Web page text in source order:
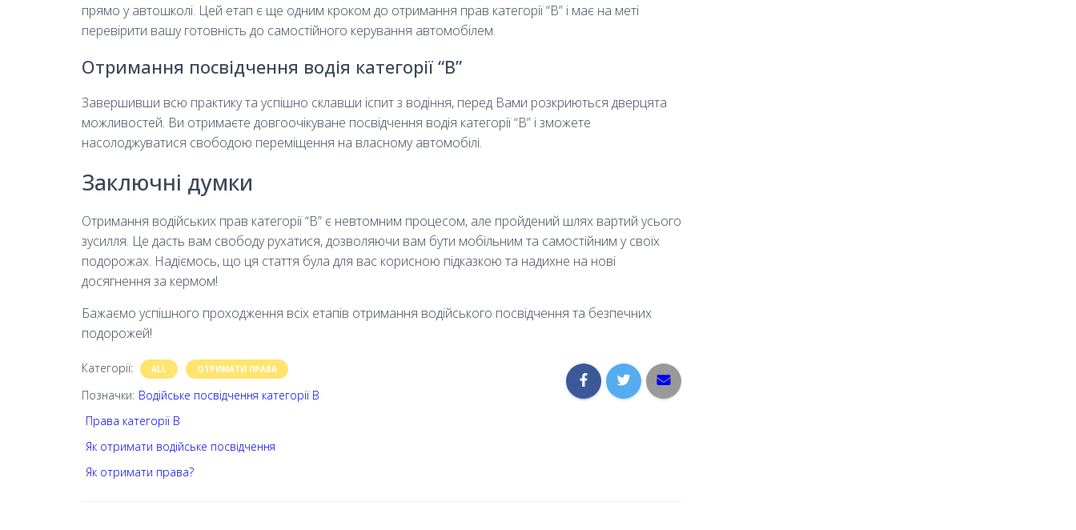
прямо у автошколі. Цей етап є ще одним кроком до отримання прав категорії “B” і має на меті
перевірити вашу готовність до самостійного керування автомобілем.
Отримання посвідчення водія категорії “B”
Завершивши всю практику та успішно склавши іспит з водіння, перед Вами розкриються дверцята
можливостей. Ви отримаєте довгоочікуване посвідчення водія категорії “B” і зможете
насолоджуватися свободою переміщення на власному автомобілі.
Заключні думки
Отримання водійських прав категорії “B” є невтомним процесом, але пройдений шлях вартий усього
зусилля. Це дасть вам свободу рухатися, дозволяючи вам бути мобiльним та самостiйним у своїх
подорожах. Надіємось, що ця стаття була для вас корисною пiдказкою та надихне на новi
досягнення за кермом!
Бажаємо успiшного проходження всiх етапiв отримання водiйського посвiдчення та безпечних
подорожей!
Категорії: ALL ОТРИМАТИ ПРАВА
Позначки: Водійське посвідчення категорії В
Права категорії В
Як отримати водійське посвідчення
Як отримати права?